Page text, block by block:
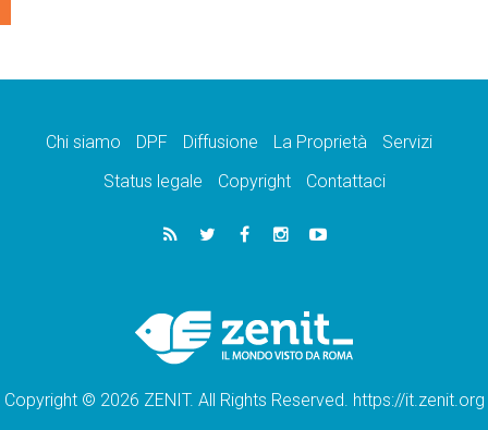
Chi siamo DPF Diffusione La Proprietà
Servizi
Status legale
Copyright Contattaci
Copyright © 2026 ZENIT. All Rights Reserved. https://it.zenit.org